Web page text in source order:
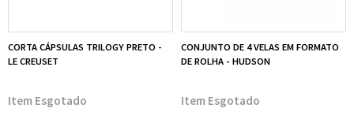
CORTA CÁPSULAS TRILOGY PRETO -
LE CREUSET
Esgotado
CONJUNTO DE 4 VELAS EM FORMATO
DE ROLHA - HUDSON
Esgotado